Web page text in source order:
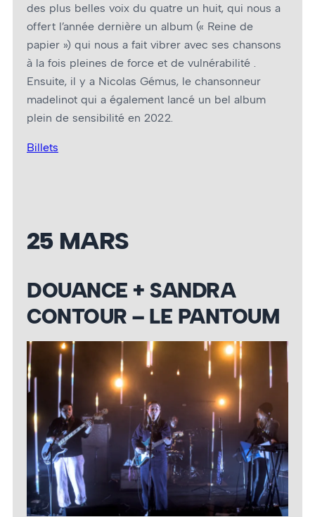
des plus belles voix du quatre un huit, qui nous a
offert l’année dernière un album (« Reine de
papier ») qui nous a fait vibrer avec ses chansons
à la fois pleines de force et de vulnérabilité .
Ensuite, il y a Nicolas Gémus, le chansonneur
madelinot qui a également lancé un bel album
plein de sensibilité en 2022.
Billets
25 MARS
DOUANCE + SANDRA
CONTOUR – LE PANTOUM